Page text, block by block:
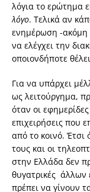
λόγια το ερώτημα
λόγο. Τελικά αν
ενημέρωση -ακόμη
να ελέγχει την
οποιονδήποτε
Για να υπάρχει
ως λειτούργημα,
όταν οι
επιχειρήσεις που
από το κοινό.
τους και οι
στην Ελλάδα δεν
θυγατρικές άλλων
πρέπει να γίνουν